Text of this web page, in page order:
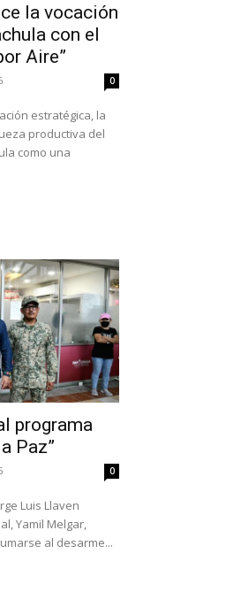
la vocación
con el
Aire”
0
estratégica, la
productiva del
como una
programa
Paz”
0
Luis Llaven
Yamil Melgar,
al desarme...